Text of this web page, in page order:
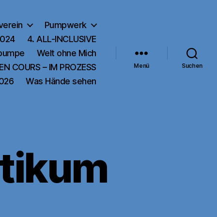
Pumpwerk
4. ALL-INCLUSIVE
Welt ohne Mich
COURS – IM PROZESS
Was Hände sehen
Menü Suchen